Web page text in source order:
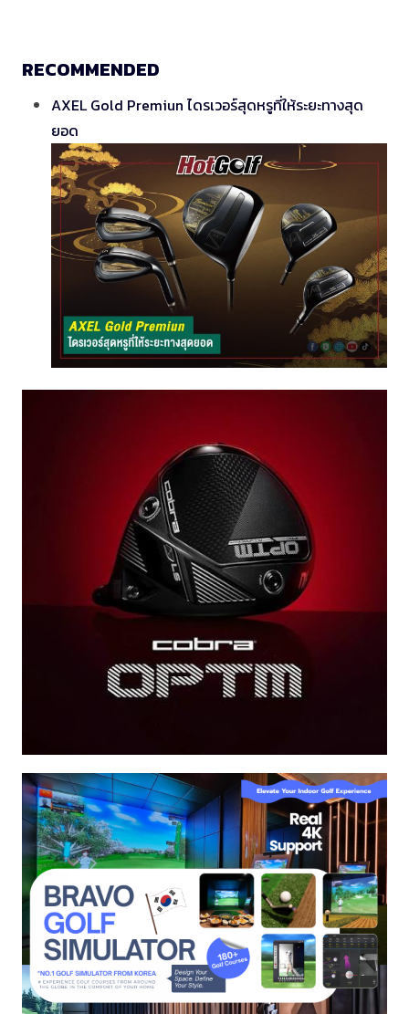
RECOMMENDED
AXEL Gold Premiun ไดรเวอร์สุดหรูที่ให้ระยะทางสุด
ยอด